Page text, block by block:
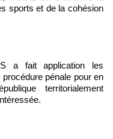
sports et de la cohésion
a fait application les
pénale pour en
territorialement